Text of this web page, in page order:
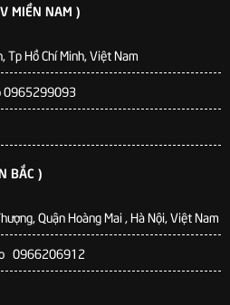
MIỀN NAM )
Tp Hồ Chí Minh, Việt Nam
0965299093
BẮC )
Quận Hoàng Mai , Hà Nội, Việt Nam
0966206912